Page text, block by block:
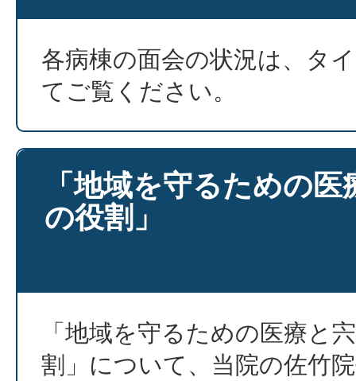
各病棟の面会の状況は、タ
てご覧ください。
「地域を守るための
の役割」
「地域を守るための医療と
割」について、当院の佐竹